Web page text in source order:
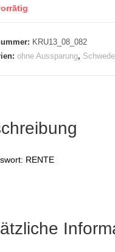
KRU13_08_082
ohne Aussparung,
RENTE